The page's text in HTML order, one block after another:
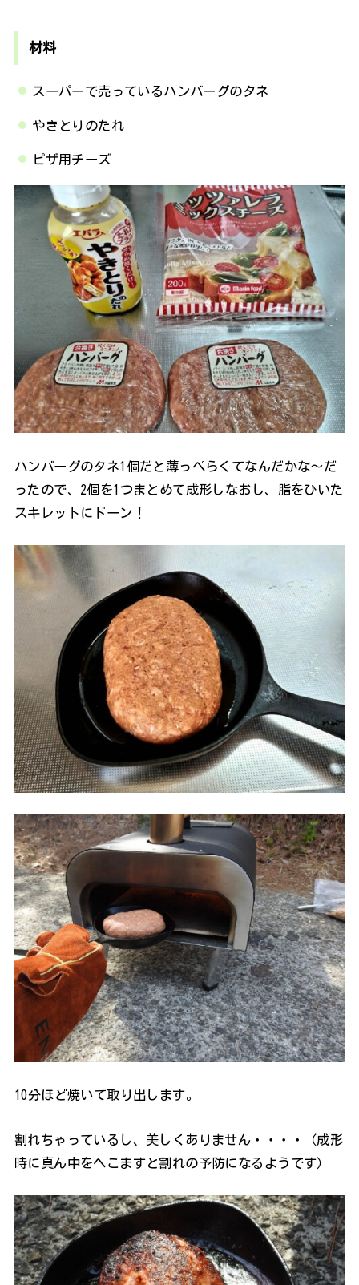
材料
スーパーで売っているハンバーグのタネ
やきとりのたれ
ピザ用チーズ
ハンバーグのタネ1個だと薄っぺらくてなんだかな～だ
ったので、2個を1つまとめて成形しなおし、脂をひいた
スキレットにドーン！
10分ほど焼いて取り出します。
割れちゃっているし、美しくありません・・・・（成形
時に真ん中をへこますと割れの予防になるようです）